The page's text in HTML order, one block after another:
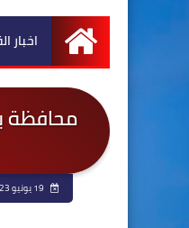
الرئيسية
اخبار
محافظة